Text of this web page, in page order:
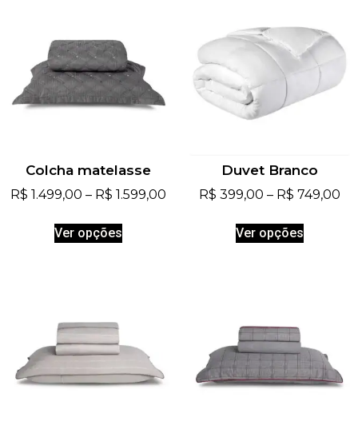
Colcha matelasse
R$ 1.499,00 – R$ 1.599,00
Ver opções
Duvet Branco
R$ 399,00 – R$ 749,00
Ver opções